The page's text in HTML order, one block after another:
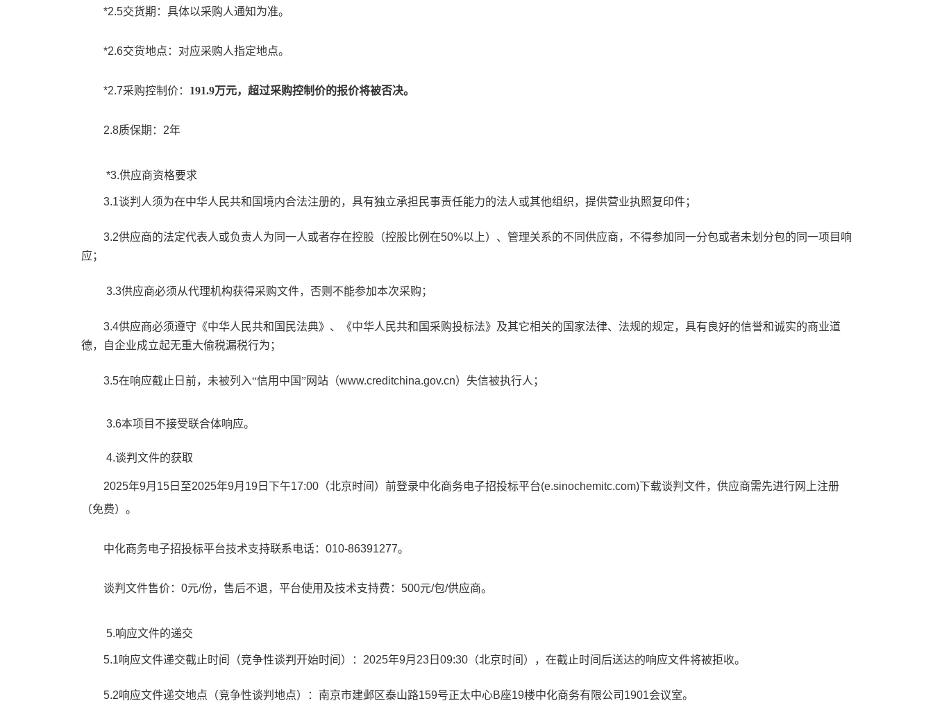
*2.5交货期：具体以采购人通知为准。
*2.6交货地点：对应采购人指定地点。
*2.7采购控制价： 191.9万元，超过采购控制价的报价将被否决。
2.8质保期： 2年
*3.供应商资格要求
3.1谈判人须为在中华人民共和国境内合法注册的，具有独立承担民事责任能力的法人或其他组织，提供营业执照复印件；
3.2供应商的法定代表人或负责人为同一人或者存在控股（控股比例在50%以上）、管理关系的不同供应商，不得参加同一分包或者未划分包的同一项目响
应；
3.3供应商必须从代理机构获得采购文件，否则不能参加本次采购；
3.4供应商必须遵守《中华人民共和国民法典》、《中华人民共和国采购投标法》及其它相关的国家法律、法规的规定，具有良好的信誉和诚实的商业道
德，自企业成立起无重大偷税漏税行为；
3.5在响应截止日前，未被列入“信用中国”网站（www.creditchina.gov.cn）失信被执行人；
3.6本项目不接受联合体响应。
4.谈判 文件的获取
2025年9月 15 日至2025年9月 19 日下午17:00 （北京时间）前登录中化商务电子招投标平台(e.sinochemitc.com)下载谈判文件，供应商需先进行网上注册
（免费）。
中化商务电子招投标平台技术支持联系电话： 010-86391277。
谈判 文件售价： 0元/份，售后不退，平台使用及技术支持费： 500元/包/供应商。
5.响应文件的递交
5.1响应文件递交截止时间（竞争性谈判 开始时间）： 2025年9月 23 日 09:30 （北京时间） ，在截止时间后送达的响应文件将被拒收。
5.2响应文件递交地点（竞争性谈判 地点）： 南京市建邺区泰山路159号正太中心B座19楼中化商务有限公司 1901会议室。